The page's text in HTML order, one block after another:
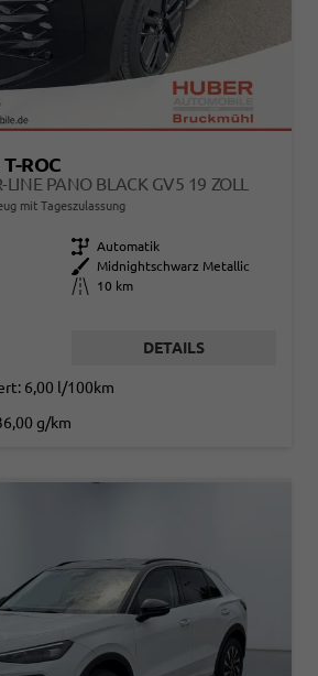
ROC
LINE PANO BLACK GV5 19 ZOLL
mit Tageszulassung
Getriebe Automatik
Außenfarbe
Midnightschwarz Metallic
Kilometerstand
10 km
DETAILS
6,00 l/100km
g/km